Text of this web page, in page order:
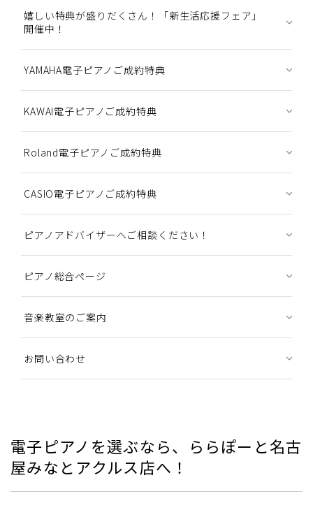
嬉しい特典が盛りだくさん！「新生活応援フェア」
開催中！
YAMAHA電子ピアノご成約特典
KAWAI電子ピアノご成約特典
Roland電子ピアノご成約特典
CASIO電子ピアノご成約特典
ピアノアドバイザーへご相談ください！
ピアノ総合ページ
音楽教室のご案内
お問い合わせ
電子ピアノを選ぶなら、ららぽーと名古
屋みなとアクルス店へ！